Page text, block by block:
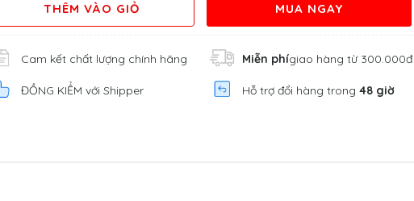
THÊM VÀO GIỎ MUA NGAY
Cam kết chất lượng chính hãng Miễn phígiao hàng từ 300.000đ
ĐỒNG KIỂM với Shipper Hỗ trợ đổi hàng trong48 giờ